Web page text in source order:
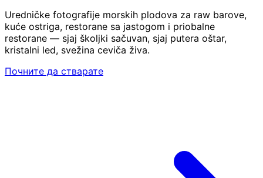
Uredničke fotografije morskih plodova za raw barove,
kuće ostriga, restorane sa jastogom i priobalne
restorane — sjaj školjki sačuvan, sjaj putera oštar,
kristalni led, svežina ceviča živa.
Почните да стварате